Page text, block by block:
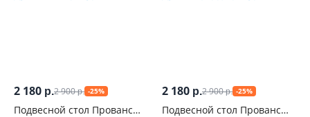
2 180 р.2 900р. -25%
Подвесной стол Прованс
2 180 р.2 900р. -25%
Подвесной стол Прованс